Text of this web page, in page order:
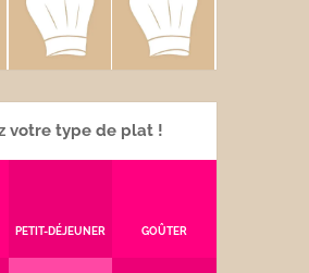
votre type de plat !
PETIT-DÉJEUNER GOÛTER